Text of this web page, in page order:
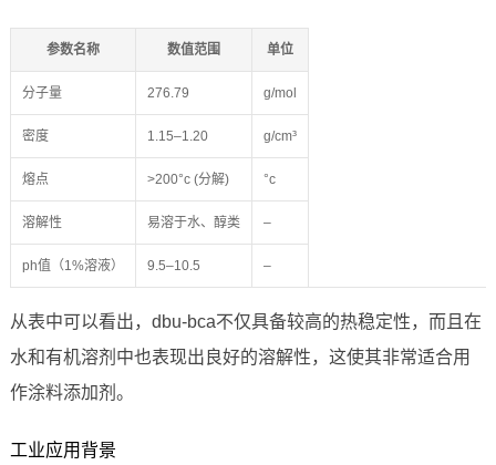
参数名称 数值范围 单位
分子量 276.79 g/mol
密度 1.15–1.20 g/cm³
熔点 >200°c (分解) °c
溶解性 易溶于水、醇类 –
ph值（1%溶液） 9.5–10.5 –
从表中可以看出，dbu-bca不仅具备较高的热稳定性，而且在
水和有机溶剂中也表现出良好的溶解性，这使其非常适合用
作涂料添加剂。
工业应用背景